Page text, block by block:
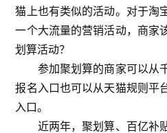
猫上也有类似的活动。对于淘
一个大流量的营销活动，商家
划算活动？
参加聚划算的商家可以从
报名入口也可以从天猫规则平
入口。
近两年，聚划算、百亿补